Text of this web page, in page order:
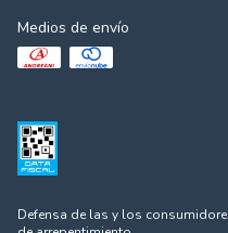
Medios de envío
Defensa de las y los